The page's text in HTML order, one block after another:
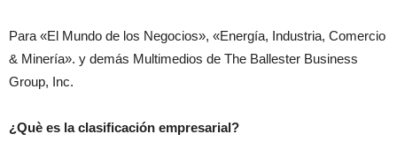
Para «El Mundo de los Negocios», «Energía, Industria, Comercio
& Minería». y demás Multimedios de The Ballester Business
Group, Inc.
¿Què es la clasificación empresarial?